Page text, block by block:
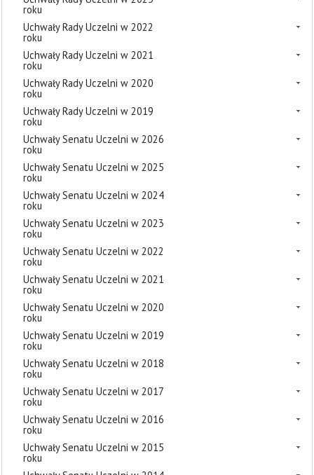
roku
Uchwały Rady Uczelni w 2022
roku
Uchwały Rady Uczelni w 2021
roku
Uchwały Rady Uczelni w 2020
roku
Uchwały Rady Uczelni w 2019
roku
Uchwały Senatu Uczelni w 2026
roku
Uchwały Senatu Uczelni w 2025
roku
Uchwały Senatu Uczelni w 2024
roku
Uchwały Senatu Uczelni w 2023
roku
Uchwały Senatu Uczelni w 2022
roku
Uchwały Senatu Uczelni w 2021
roku
Uchwały Senatu Uczelni w 2020
roku
Uchwały Senatu Uczelni w 2019
roku
Uchwały Senatu Uczelni w 2018
roku
Uchwały Senatu Uczelni w 2017
roku
Uchwały Senatu Uczelni w 2016
roku
Uchwały Senatu Uczelni w 2015
roku